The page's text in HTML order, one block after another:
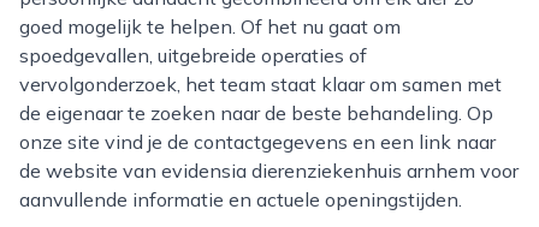
goed mogelijk te helpen. Of het nu gaat om
spoedgevallen, uitgebreide operaties of
vervolgonderzoek, het team staat klaar om samen met
de eigenaar te zoeken naar de beste behandeling. Op
onze site vind je de contactgegevens en een link naar
de website van evidensia dierenziekenhuis arnhem voor
aanvullende informatie en actuele openingstijden.